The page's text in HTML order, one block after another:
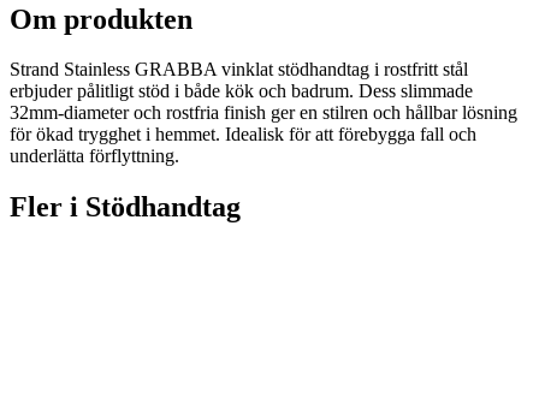
Om produkten
Strand Stainless GRABBA vinklat stödhandtag i rostfritt stål
erbjuder pålitligt stöd i både kök och badrum. Dess slimmade
32mm-diameter och rostfria finish ger en stilren och hållbar lösning
för ökad trygghet i hemmet. Idealisk för att förebygga fall och
underlätta förflyttning.
Fler i Stödhandtag